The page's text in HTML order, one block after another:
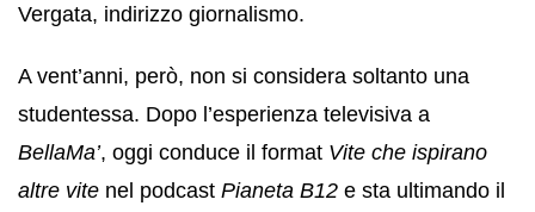
Vergata, indirizzo giornalismo.
A vent’anni, però, non si considera soltanto una
studentessa. Dopo l’esperienza televisiva a
BellaMa’, oggi conduce il format Vite che ispirano
altre vite nel podcast Pianeta B12 e sta ultimando il